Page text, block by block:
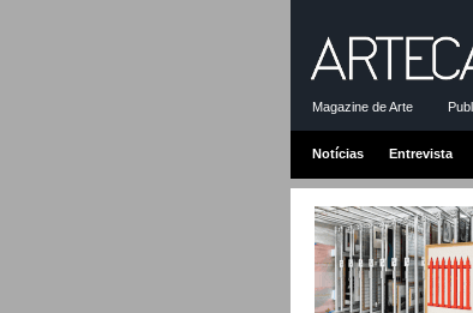
Magazine de Arte
Notícias Entrevista